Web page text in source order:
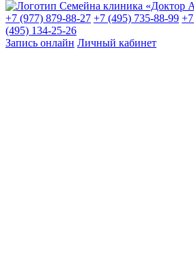
+7 (977) 879-88-27 +7 (495) 735-88-99
(495) 134-25-26
Запись онлайн Личный кабинет